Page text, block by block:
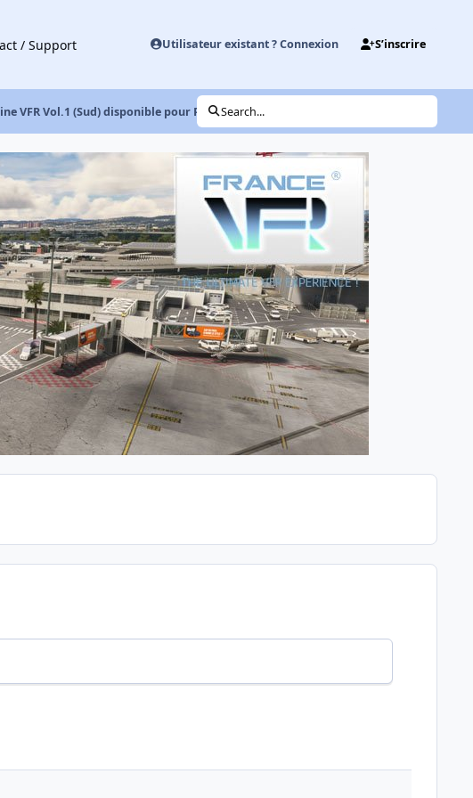
/ Support Utilisateur existant ? Connexion S’inscrire
VFR Vol.1 (Sud) disponible pour P3Dv4 !Search...